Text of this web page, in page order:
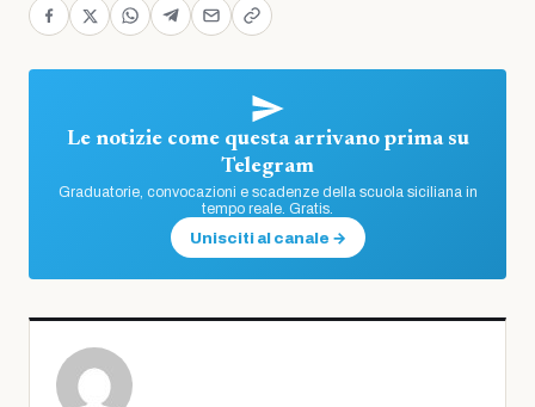
Le notizie come questa arrivano prima su
Telegram
Graduatorie, convocazioni e scadenze della scuola siciliana in
tempo reale. Gratis.
Unisciti al canale →